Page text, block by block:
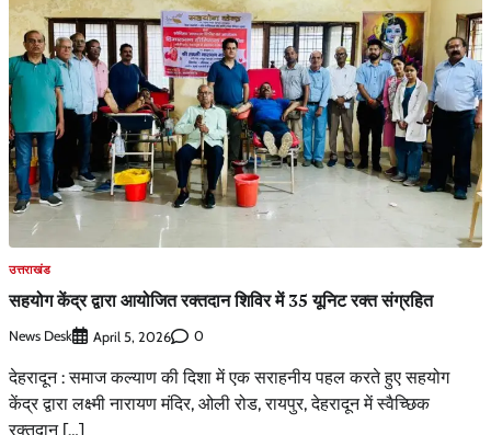
उत्तराखंड
सहयोग केंद्र द्वारा आयोजित रक्तदान शिविर में 35 यूनिट रक्त संग्रहित
News Desk April 5, 2026 0
देहरादून : समाज कल्याण की दिशा में एक सराहनीय पहल करते हुए सहयोग
केंद्र द्वारा लक्ष्मी नारायण मंदिर, ओली रोड, रायपुर, देहरादून में स्वैच्छिक
रक्तदान […]